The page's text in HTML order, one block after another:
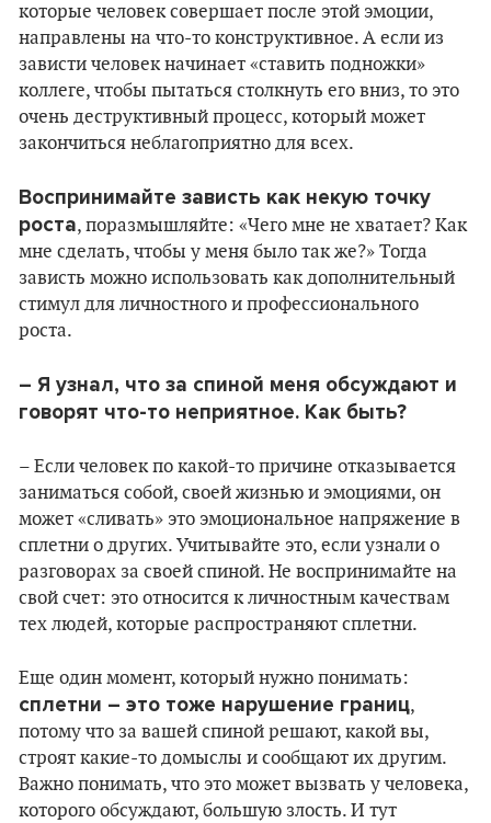
которые человек совершает после этой эмоции,
направлены на что-то конструктивное. А если из
зависти человек начинает «ставить подножки»
коллеге, чтобы пытаться столкнуть его вниз, то это
очень деструктивный процесс, который может
закончиться неблагоприятно для всех.
Воспринимайте зависть как некую точку
роста, поразмышляйте: «Чего мне не хватает? Как
мне сделать, чтобы у меня было так же?» Тогда
зависть можно использовать как дополнительный
стимул для личностного и профессионального
роста.
– Я узнал, что за спиной меня обсуждают и
говорят что-то неприятное. Как быть?
– Если человек по какой-то причине отказывается
заниматься собой, своей жизнью и эмоциями, он
может «сливать» это эмоциональное напряжение в
сплетни о других. Учитывайте это, если узнали о
разговорах за своей спиной. Не воспринимайте на
свой счет: это относится к личностным качествам
тех людей, которые распространяют сплетни.
Еще один момент, который нужно понимать:
сплетни – это тоже нарушение границ,
потому что за вашей спиной решают, какой вы,
строят какие-то домыслы и сообщают их другим.
Важно понимать, что это может вызвать у человека,
которого обсуждают, большую злость. И тут